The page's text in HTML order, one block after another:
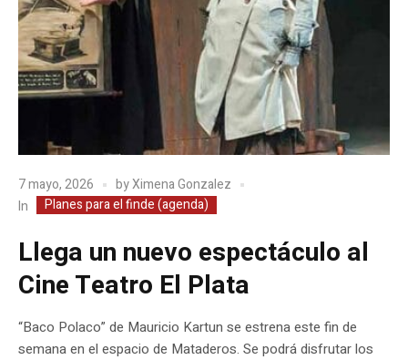
7 mayo, 2026 byXimena Gonzalez
In
Planes para el finde (agenda)
Llega un nuevo espectáculo al
Cine Teatro El Plata
“Baco Polaco” de Mauricio Kartun se estrena este fin de
semana en el espacio de Mataderos. Se podrá disfrutar los